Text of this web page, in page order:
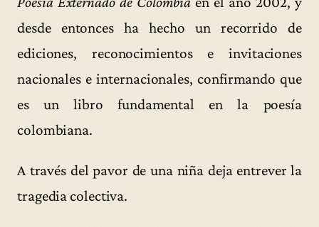
desde entonces ha hecho un recorrido de
ediciones, reconocimientos e invitaciones
nacionales e internacionales, confirmando que
es un libro fundamental en la poesía
colombiana.
A través del pavor de una niña deja entrever la
tragedia colectiva.